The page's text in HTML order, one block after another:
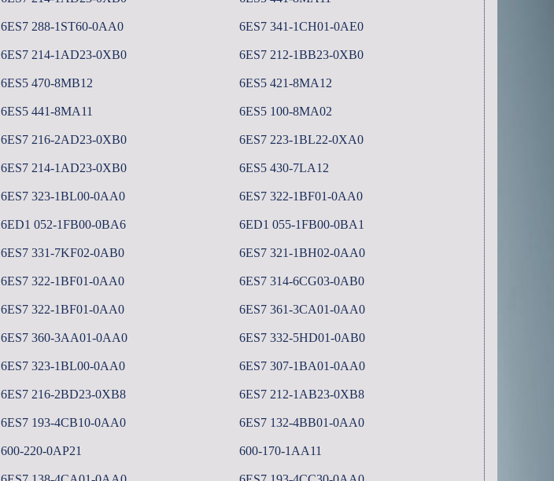
6ES7 288-1ST60-0AA0 6ES7 341-1CH01-0AE0
6ES7 214-1AD23-0XB0 6ES7 212-1BB23-0XB0
6ES5 470-8MB12 6ES5 421-8MA12
6ES5 441-8MA11 6ES5 100-8MA02
6ES7 216-2AD23-0XB0 6ES7 223-1BL22-0XA0
6ES7 214-1AD23-0XB0 6ES5 430-7LA12
6ES7 323-1BL00-0AA0 6ES7 322-1BF01-0AA0
6ED1 052-1FB00-0BA6 6ED1 055-1FB00-0BA1
6ES7 331-7KF02-0AB0 6ES7 321-1BH02-0AA0
6ES7 322-1BF01-0AA0 6ES7 314-6CG03-0AB0
6ES7 322-1BF01-0AA0 6ES7 361-3CA01-0AA0
6ES7 360-3AA01-0AA0 6ES7 332-5HD01-0AB0
6ES7 323-1BL00-0AA0 6ES7 307-1BA01-0AA0
6ES7 216-2BD23-0XB8 6ES7 212-1AB23-0XB8
6ES7 193-4CB10-0AA0 6ES7 132-4BB01-0AA0
600-220-0AP21 600-170-1AA11